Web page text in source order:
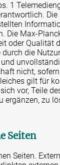
1
Die Max-
oder Qualität
die
nicht,
gilt für
vor, Teile
zu
Seiten
Seiten.